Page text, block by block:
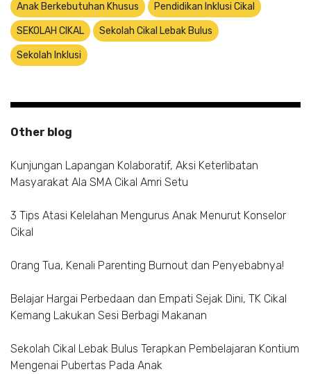
Anak Berkebutuhan Khusus Pendidikan Inklusi Cikal
SEKOLAH CIKAL Sekolah Cikal Lebak Bulus
Sekolah Inklusi
Other blog
Kunjungan Lapangan Kolaboratif, Aksi Keterlibatan
Masyarakat Ala SMA Cikal Amri Setu
3 Tips Atasi Kelelahan Mengurus Anak Menurut Konselor
Cikal
Orang Tua, Kenali Parenting Burnout dan Penyebabnya!
Belajar Hargai Perbedaan dan Empati Sejak Dini, TK Cikal
Kemang Lakukan Sesi Berbagi Makanan
Sekolah Cikal Lebak Bulus Terapkan Pembelajaran Kontium
Mengenai Pubertas Pada Anak